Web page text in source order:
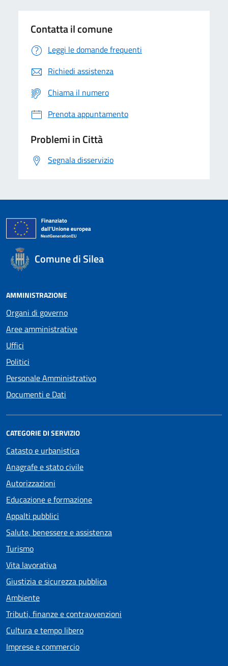
Contatta il comune
Leggi le domande frequenti
Richiedi assistenza
Chiama il numero
Prenota appuntamento
Problemi in Città
Segnala disservizio
Comune di Silea
AMMINISTRAZIONE
Organi di governo
Aree amministrative
Uffici
Politici
Personale Amministrativo
Documenti e Dati
CATEGORIE DI SERVIZIO
Catasto e urbanistica
Anagrafe e stato civile
Autorizzazioni
Educazione e formazione
Appalti pubblici
Salute, benessere e assistenza
Turismo
Vita lavorativa
Giustizia e sicurezza pubblica
Ambiente
Tributi, finanze e contravvenzioni
Cultura e tempo libero
Imprese e commercio